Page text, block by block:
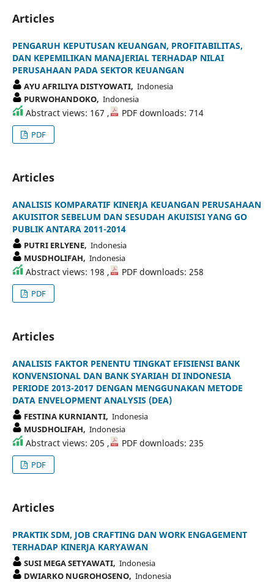
Articles
PENGARUH KEPUTUSAN KEUANGAN, PROFITABILITAS,
DAN KEPEMILIKAN MANAJERIAL TERHADAP NILAI
PERUSAHAAN PADA SEKTOR KEUANGAN
AYU AFRILIYA DISTYOWATI, Indonesia
PURWOHANDOKO, Indonesia
Abstract views: 167 , PDF downloads: 714
PDF
Articles
ANALISIS KOMPARATIF KINERJA KEUANGAN PERUSAHAAN
AKUISITOR SEBELUM DAN SESUDAH AKUISISI YANG GO
PUBLIK ANTARA 2011-2014
PUTRI ERLYENE, Indonesia
MUSDHOLIFAH, Indonesia
Abstract views: 198 , PDF downloads: 258
PDF
Articles
ANALISIS FAKTOR PENENTU TINGKAT EFISIENSI BANK
KONVENSIONAL DAN BANK SYARIAH DI INDONESIA
PERIODE 2013-2017 DENGAN MENGGUNAKAN METODE
DATA ENVELOPMENT ANALYSIS (DEA)
FESTINA KURNIANTI, Indonesia
MUSDHOLIFAH, Indonesia
Abstract views: 205 , PDF downloads: 235
PDF
Articles
PRAKTIK SDM, JOB CRAFTING DAN WORK ENGAGEMENT
TERHADAP KINERJA KARYAWAN
SUSI MEGA SETYAWATI, Indonesia
DWIARKO NUGROHOSENO, Indonesia